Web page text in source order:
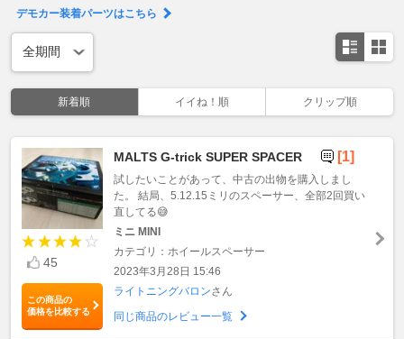
デモカー装着パーツはこちら
新着順 イイね！順 クリップ順
45
この商品の
価格を比較する
MALTS G-trick SUPER SPACER [1]
試したいことがあって、中古の出物を購入しまし
た。 結局、5.12.15ミリのスペーサー、全部2回買い
直してる😅
ミニ MINI
カテゴリ：ホイールスペーサー
2023年3月28日 15:46
ライトニングバロンさん
同じ商品のレビュー一覧